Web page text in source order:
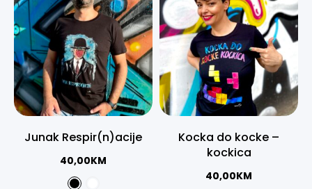
Junak Respir(n)acije
40,00KM
Kocka do kocke –
kockica
40,00KM